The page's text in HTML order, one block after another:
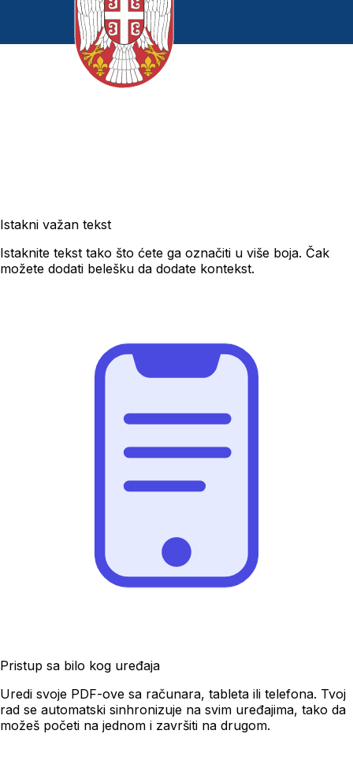
Istakni važan tekst
Istaknite tekst tako što ćete ga označiti u više boja. Čak
možete dodati belešku da dodate kontekst.
Pristup sa bilo kog uređaja
Uredi svoje PDF-ove sa računara, tableta ili telefona. Tvoj
rad se automatski sinhronizuje na svim uređajima, tako da
možeš početi na jednom i završiti na drugom.